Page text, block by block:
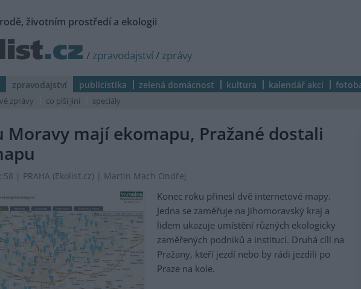
životním prostředí a ekologii
/ zpravodajství/ zprávy
zpravodajství publicistika zelená domácnost kultura kalendář akcí
zprávy co píší jiní speciály
Moravy mají ekomapu, Pražané dostali
| PRAHA (Ekolist.cz) | Martin Mach Ondřej
Konec roku přinesl dvě internetové mapy.
Jedna se zaměřuje na Jihomoravský kraj a
lidem ukazuje umístění různých ekologicky
zaměřených podniků a institucí. Druhá cílí na
Pražany, kteří jezdí nebo by rádi jezdili po
Praze na kole.